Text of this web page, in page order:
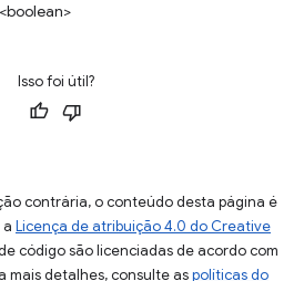
<boolean>
Isso foi útil?
contrária, o conteúdo desta página é
Licença de atribuição 4.0 do Creative
código são licenciadas de acordo com
mais detalhes, consulte aspolíticas do